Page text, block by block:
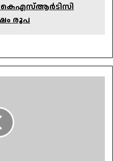
രൂപ